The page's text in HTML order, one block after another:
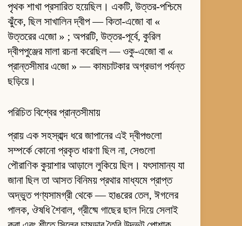
পৃথক শাখা প্রসারিত হয়েছিল। একটি, উত্তর-পশ্চিমে
ঝুঁকে, ছিল সাখালিন দ্বীপ — কিতা-এজো বা «
উত্তরের এজো » ; অপরটি, উত্তর-পূর্বে, কুরিল
দ্বীপপুঞ্জের মালা রচনা করেছিল — ওকু-এজো বা «
প্রান্তসীমার এজো » — কামচাটকার অগ্রভাগ পর্যন্ত
ছড়িয়ে।
পরিচিত বিশ্বের প্রান্তসীমায়
প্রায় এক সহস্রাব্দ ধরে জাপানের এই দ্বীপগুলো
সম্পর্কে কোনো প্রকৃত ধারণা ছিল না, সেগুলো
পৌরাণিক কুয়াশার আড়ালে লুকিয়ে ছিল। যৎসামান্য যা
জানা ছিল তা আসত বিনিময় প্রথার মাধ্যমে প্রাপ্ত
অদ্ভুত পণ্যসামগ্রী থেকে — হাঙরের তেল, ঈগলের
পালক, ঔষধি শৈবাল, গ্রীষ্মে গাছের ছাল দিয়ে সেলাই